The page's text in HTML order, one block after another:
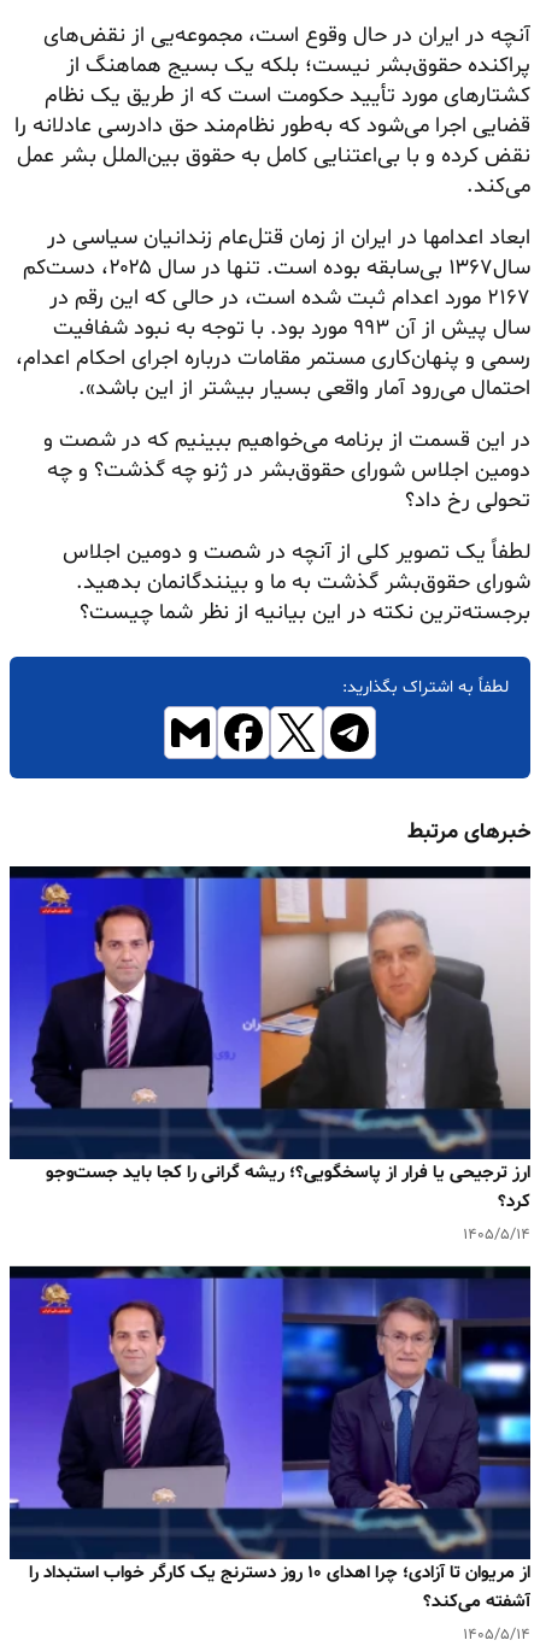
آنچه در ایران در حال وقوع است، مجموعه‌یی از نقض‌های
پراکنده حقوق‌بشر نیست؛ بلکه یک بسیج هماهنگ از
کشتارهای مورد تأیید حکومت است که از طریق یک نظام
قضایی اجرا می‌شود که به‌طور نظام‌مند حق دادرسی عادلانه را
نقض کرده و با بی‌اعتنایی کامل به حقوق بین‌الملل بشر عمل
می‌کند.
ابعاد اعدامها در ایران از زمان قتل‌عام زندانیان سیاسی در
سال۱۳۶۷ بی‌سابقه بوده است. تنها در سال ۲۰۲۵، دست‌کم
۲۱۶۷ مورد اعدام ثبت شده است، در حالی که این رقم در
سال پیش از آن ۹۹۳ مورد بود. با توجه به نبود شفافیت
رسمی و پنهان‌کاری مستمر مقامات درباره اجرای احکام اعدام،
احتمال می‌رود آمار واقعی بسیار بیشتر از این باشد».
در این قسمت از برنامه می‌خواهیم ببینیم که در شصت و
دومین اجلاس شورای حقوق‌بشر در ژنو چه گذشت؟ و چه
تحولی رخ داد؟
لطفاً یک تصویر کلی از آنچه در شصت و دومین اجلاس
شورای حقوق‌بشر گذشت به ما و بینندگانمان بدهید.
برجسته‌ترین نکته در این بیانیه از نظر شما چیست؟
لطفاً به اشتراک بگذارید:
خبرهای مرتبط
ارز ترجیحی یا فرار از پاسخگویی؟؛ ریشه گرانی را کجا باید جست‌وجو
کرد؟
۱۴۰۵/۵/۱۴
از مریوان تا آزادی؛ چرا اهدای ۱۰ روز دسترنج یک کارگر خواب استبداد را
آشفته می‌کند؟
۱۴۰۵/۵/۱۴